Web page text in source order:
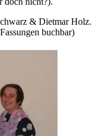
& Dietmar Holz.
buchbar)